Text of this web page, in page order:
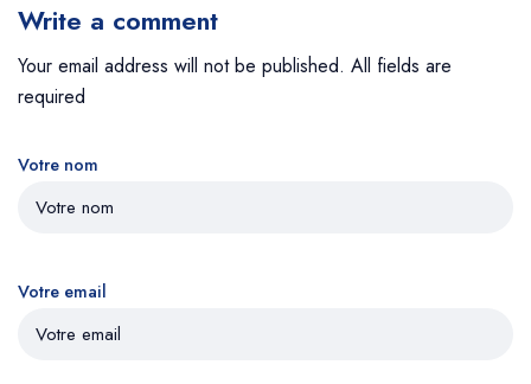
Write a comment
Your email address will not be published. All fields are
required
Votre nom
Votre email